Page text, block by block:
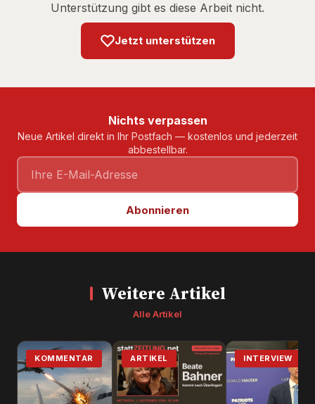
Unterstützung gibt es diese Arbeit nicht.
Jetzt unterstützen
Nichts verpassen
Neue Artikel direkt in Ihr Postfach — kostenlos und jederzeit
abbestellbar.
Abonnieren
Weitere Artikel
Alle Artikel
KOMMENTAR ARTIKEL INTERVIEW